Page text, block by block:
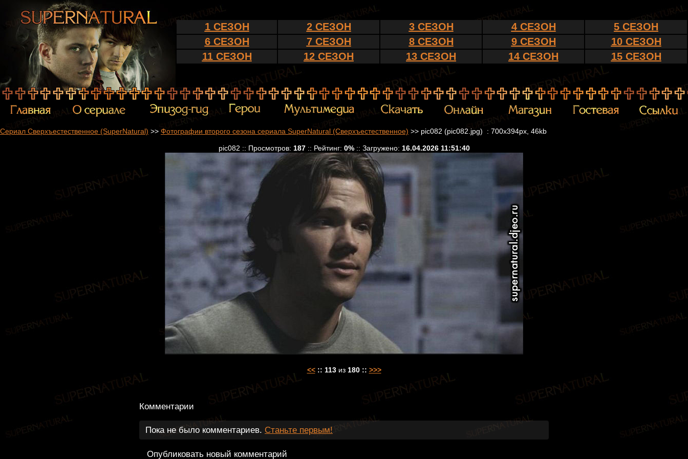
1 СЕЗОН 2 СЕЗОН 3 СЕЗОН 4 СЕЗОН
5 СЕЗОН
6 СЕЗОН
7 СЕЗОН 8 СЕЗОН 9 СЕЗОН
10 СЕЗОН
11 СЕЗОН
12 СЕЗОН 13 СЕЗОН 14 СЕЗОН 15 СЕЗОН
Сериал Сверхъестественное (SuperNatural) >> Фотографии второго сезона сериала SuperNatural (Сверхъестественное) >> pic082 (pic082.jpg) : 700x394px, 46kb
pic082 :: Просмотров: 187:: Рейтинг: 0%:: Загружено: 16.04.2026 11:51:40
<<:: 113из 180 :: >>>
Комментарии
Пока не было комментариев. Станьте первым!
Опубликовать новый комментарий